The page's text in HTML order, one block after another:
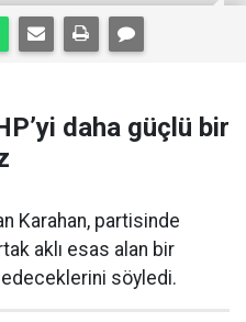
daha güçlü bir
Karahan, partisinde
aklı esas alan bir
edeceklerini söyledi.